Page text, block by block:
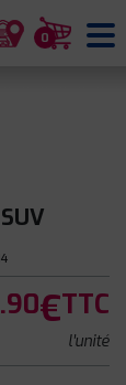
0
.90€TTC
l'unité